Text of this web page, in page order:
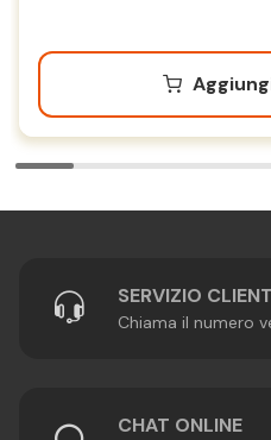
SERVIZIO
Chiama il numero
CHAT ONLINE